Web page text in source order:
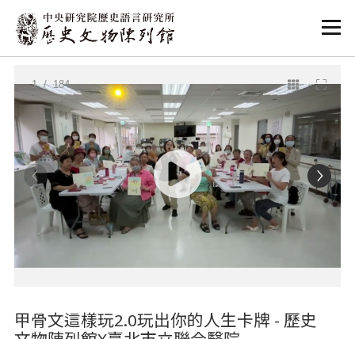
:::
:::
1/ 184
甲骨文這樣玩2.0玩出你的人生卡牌 - 歷史